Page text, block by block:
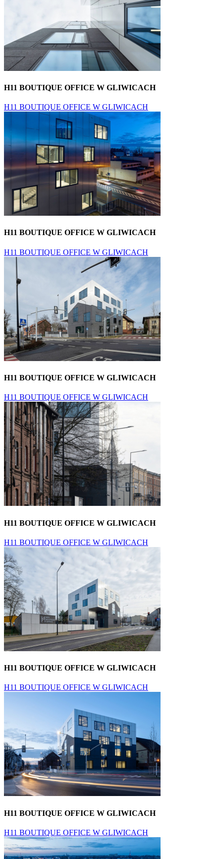
H11 BOUTIQUE OFFICE W GLIWICACH
H11 BOUTIQUE OFFICE W GLIWICACH
H11 BOUTIQUE OFFICE W GLIWICACH
H11 BOUTIQUE OFFICE W GLIWICACH
H11 BOUTIQUE OFFICE W GLIWICACH
H11 BOUTIQUE OFFICE W GLIWICACH
H11 BOUTIQUE OFFICE W GLIWICACH
H11 BOUTIQUE OFFICE W GLIWICACH
H11 BOUTIQUE OFFICE W GLIWICACH
H11 BOUTIQUE OFFICE W GLIWICACH
H11 BOUTIQUE OFFICE W GLIWICACH
H11 BOUTIQUE OFFICE W GLIWICACH